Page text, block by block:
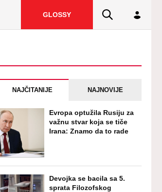
GLOSSY
NAJČITANIJE NAJNOVIJE
Evropa optužila Rusiju za
važnu stvar koja se tiče
Irana: Znamo da to rade
Devojka se bacila sa 5.
sprata Filozofskog